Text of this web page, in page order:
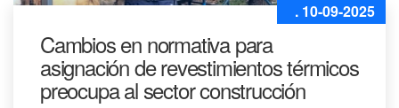
. 10-09-2025
Cambios en normativa para
asignación de revestimientos térmicos
preocupa al sector construcción